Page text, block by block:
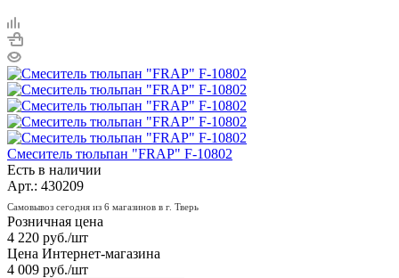
Смеситель тюльпан "FRAP" F-10802
Есть в наличии
Арт.: 430209
Самовывоз сегодня из 6 магазинов в г. Тверь
Розничная цена
4 220 руб./шт
Цена Интернет-магазина
4 009 руб./шт